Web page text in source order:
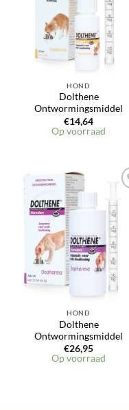
HOND
Dolthene
Ontwormingsmiddel
€14,64
Op voorraad
HOND
Dolthene
Ontwormingsmiddel
€26,95
Op voorraad